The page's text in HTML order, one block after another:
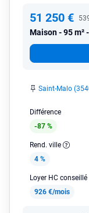
51 250 €
Maison 95 m²
Saint-Malo
Différence
-87 %
Rend. ville
4 %
Loyer HC conseillé
926 €/mois